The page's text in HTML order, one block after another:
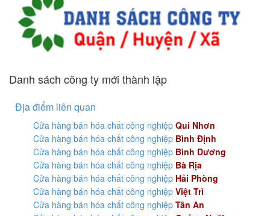
Danh sách công ty mới thành lập
Địa điểm liên quan
Cửa hàng bán hóa chất công nghiệp Qui Nhơn
Cửa hàng bán hóa chất công nghiệp Bình Định
Cửa hàng bán hóa chất công nghiệp Bình Dương
Cửa hàng bán hóa chất công nghiệp Bà Rịa
Cửa hàng bán hóa chất công nghiệp Hải Phòng
Cửa hàng bán hóa chất công nghiệp Việt Trì
Cửa hàng bán hóa chất công nghiệp Tân An